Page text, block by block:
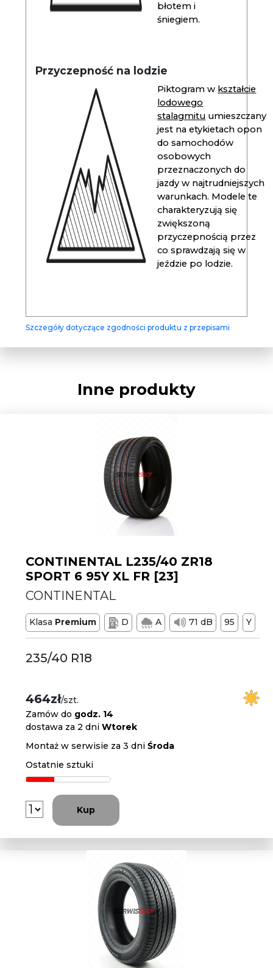
błotem i
śniegiem.
Przyczepność na lodzie
Piktogram w kształcie
lodowego
stalagmitu umieszczany
jest na etykietach opon
do samochodów
osobowych
przeznaczonych do
jazdy w najtrudniejszych
warunkach. Modele te
charakteryzują się
zwiększoną
przyczepnością przez
co sprawdzają się w
jeździe po lodzie.
Szczegóły dotyczące zgodności produktu z przepisami
Inne produkty
CONTINENTAL L235/40 ZR18
SPORT 6 95Y XL FR [23]
CONTINENTAL
Klasa Premium D A 71 dB 95 Y
235/40 R18
464zł/szt.
Zamów do godz. 14
dostawa za 2 dniWtorek
Montaż w serwisie za 3 dniŚroda
Ostatnie sztuki
Kup